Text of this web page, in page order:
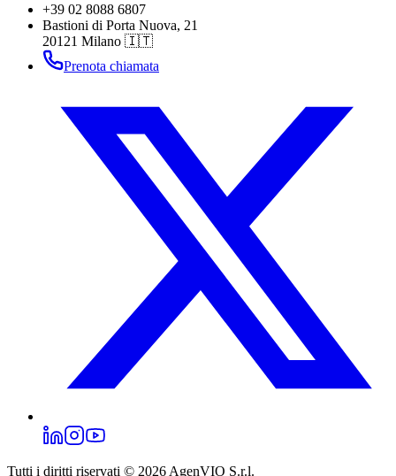
+39 02 8088 6807
Bastioni di Porta Nuova, 21
20121 Milano 🇮🇹
Prenota chiamata
Tutti i diritti riservati © 2026 AgenVIO S.r.l.